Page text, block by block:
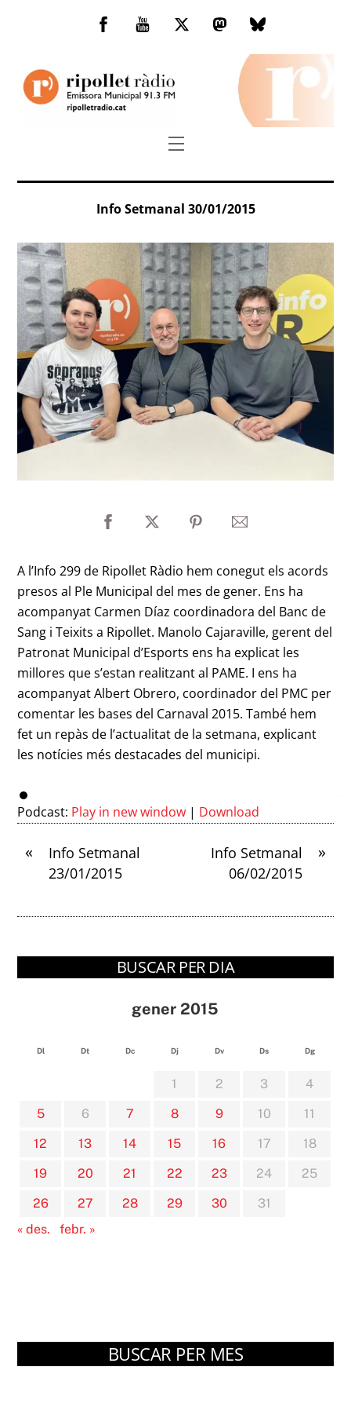
Facebook
You
TwitterMastodonBluesky
Menu
Info Setmanal 30/01/2015
A l’Info 299 de Ripollet Ràdio hem conegut els acords
presos al Ple Municipal del mes de gener. Ens ha
acompanyat Carmen Díaz coordinadora del Banc de
Sang i Teixits a Ripollet. Manolo Cajaraville, gerent del
Patronat Municipal d’Esports ens ha explicat les
millores que s’estan realitzant al PAME. I ens ha
acompanyat Albert Obrero, coordinador del PMC per
comentar les bases del Carnaval 2015. També hem
fet un repàs de l’actualitat de la setmana, explicant
les notícies més destacades del municipi.
Podcast: Play in new window | Download
«
Info Setmanal
23/01/2015
»
Info Setmanal
06/02/2015
BUSCAR PER DIA
gener 2015
Dl Dt Dc Dj Dv Ds Dg
1 2 3
4
5
6 7 8 9 10
11
12
13 14 15 16 17
18
19
20 21 22 23 24
25
26
27 28 29 30
31
« des.
febr. »
BUSCAR PER MES